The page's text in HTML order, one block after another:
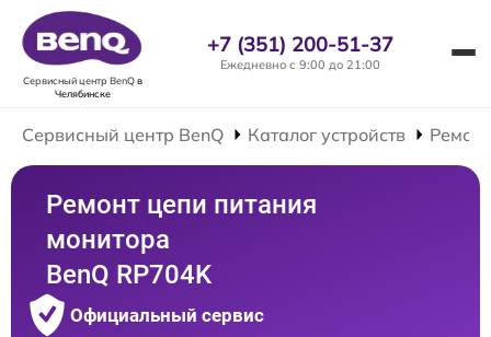
Сервисный центр BenQв
Челябинске
+7 (351) 200-51-37
Ежедневно с 9:00 до 21:00
Сервисный центр BenQ Каталог устройств
Ремонт цепи питания
монитора
BenQ RP704K
Официальный сервис